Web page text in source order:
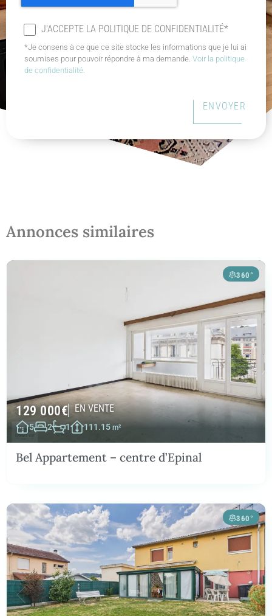
J'ACCEPTE LA POLITIQUE DE CONFIDENTIALITÉ*
*Je consens à ce que ce site stocke les informations que je lui ai
soumises pour pouvoir répondre à ma demande. Voir la politique
de confidentialité.
ENVOYER
Annonces similaires
360°
129 000€ EN VENTE
5 2 1 111.15 m²
Bel Appartement – centre d’Epinal
360°